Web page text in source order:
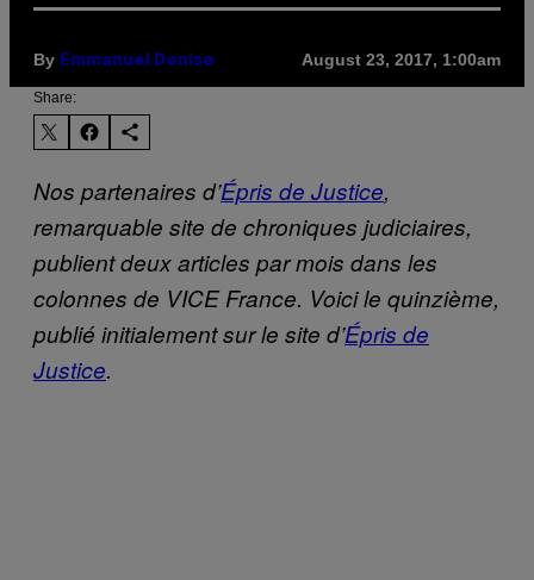
By Emmanuel Denise August 23, 2017, 1:00am
Share:
Nos partenaires d’Épris de Justice,
remarquable site de chroniques judiciaires,
publient deux articles par mois dans les
colonnes de VICE France. Voici le quinzième,
publié initialement sur le site d’Épris de
Justice.